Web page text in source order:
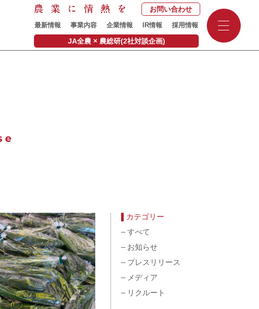
最新情報 事業内容 企業情報 IR情報 採用情報
お問い合わせ
JA全農 × 農総研(2社対談企画)
-
-
カテゴリー
–すべて
– お知らせ
– プレスリリース
– メディア
– リクルート